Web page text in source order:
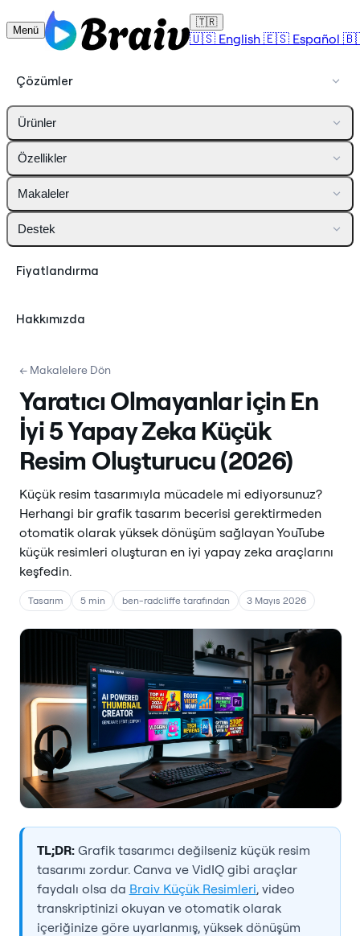
Menü
🇹🇷
🇺🇸 English 🇪🇸 Español
Çözümler
Ürünler
Özellikler
Makaleler
Destek
Fiyatlandırma
Hakkımızda
← Makalelere Dön
Yaratıcı Olmayanlar için En
İyi 5 Yapay Zeka Küçük
Resim Oluşturucu (2026)
Küçük resim tasarımıyla mücadele mi ediyorsunuz?
Herhangi bir grafik tasarım becerisi gerektirmeden
otomatik olarak yüksek dönüşüm sağlayan YouTube
küçük resimleri oluşturan en iyi yapay zeka araçlarını
keşfedin.
Tasarım 5 min ben-radcliffe tarafından 3 Mayıs 2026
TL;DR:Grafik tasarımcı değilseniz küçük resim
tasarımı zordur. Canva ve VidIQ gibi araçlar
faydalı olsa da Braiv Küçük Resimleri, video
transkriptinizi okuyan ve otomatik olarak
içeriğinize göre uyarlanmış, yüksek dönüşüm